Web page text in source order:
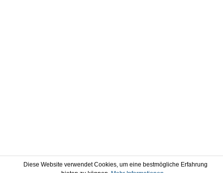
Diese Website verwendet Cookies, um eine bestmögliche Erfahrung